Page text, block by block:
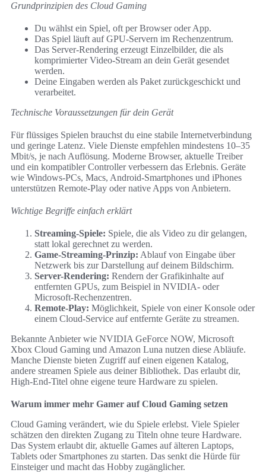
Grundprinzipien des Cloud Gaming
Du wählst ein Spiel, oft per Browser oder App.
Das Spiel läuft auf GPU-Servern im Rechenzentrum.
Das Server-Rendering erzeugt Einzelbilder, die als
komprimierter Video-Stream an dein Gerät gesendet
werden.
Deine Eingaben werden als Paket zurückgeschickt und
verarbeitet.
Technische Voraussetzungen für dein Gerät
Für flüssiges Spielen brauchst du eine stabile Internetverbindung
und geringe Latenz. Viele Dienste empfehlen mindestens 10–35
Mbit/s, je nach Auflösung. Moderne Browser, aktuelle Treiber
und ein kompatibler Controller verbessern das Erlebnis. Geräte
wie Windows-PCs, Macs, Android-Smartphones und iPhones
unterstützen Remote-Play oder native Apps von Anbietern.
Wichtige Begriffe einfach erklärt
Streaming-Spiele: Spiele, die als Video zu dir gelangen,
statt lokal gerechnet zu werden.
Game-Streaming-Prinzip: Ablauf von Eingabe über
Netzwerk bis zur Darstellung auf deinem Bildschirm.
Server-Rendering: Rendern der Grafikinhalte auf
entfernten GPUs, zum Beispiel in NVIDIA- oder
Microsoft-Rechenzentren.
Remote-Play: Möglichkeit, Spiele von einer Konsole oder
einem Cloud-Service auf entfernte Geräte zu streamen.
Bekannte Anbieter wie NVIDIA GeForce NOW, Microsoft
Xbox Cloud Gaming und Amazon Luna nutzen diese Abläufe.
Manche Dienste bieten Zugriff auf einen eigenen Katalog,
andere streamen Spiele aus deiner Bibliothek. Das erlaubt dir,
High-End-Titel ohne eigene teure Hardware zu spielen.
Warum immer mehr Gamer auf Cloud Gaming setzen
Cloud Gaming verändert, wie du Spiele erlebst. Viele Spieler
schätzen den direkten Zugang zu Titeln ohne teure Hardware.
Das System erlaubt dir, aktuelle Games auf älteren Laptops,
Tablets oder Smartphones zu starten. Das senkt die Hürde für
Einsteiger und macht das Hobby zugänglicher.